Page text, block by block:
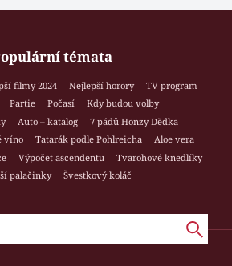
témata
filmy 2024 Nejlepší horory
TV program
Partie Počasí
Kdy budou volby
Auto – katalog
7 pádů Honzy Dědka
víno Tatarák podle Pohlreicha
Aloe vera
Výpočet ascendentu
Tvarohové knedlíky
palačinky
Švestkový koláč